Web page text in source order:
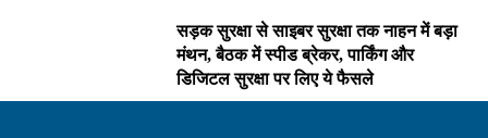
सड़क सुरक्षा से साइबर सुरक्षा तक नाहन में बड़ा
मंथन, बैठक में स्पीड ब्रेकर, पार्किंग और
डिजिटल सुरक्षा पर लिए ये फैसले